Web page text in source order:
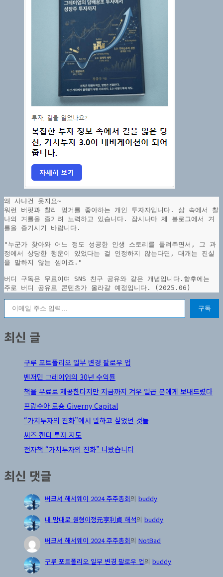
왜 사냐건 웃지요~
워런 버핏과 찰리 멍거를 좋아하는 개인 투자자입니다. 삶 속에서 찰
나의 겨를을 즐기려 노력하고 있습니다. 잠시나마 제 블로그에서 겨
를을 즐기시기 바랍니다.
"누군가 찾아와 어느 정도 성공한 인생 스토리를 들려주면서, 그 과
정에서 상당한 행운이 있었다는 걸 인정하지 않는다면, 대개는 진실
을 말하지 않는 셈이죠."
버디 구독은 무료이며 SNS 친구 공유와 같은 개념입니다.향후에는
주로 버디 공유로 콘텐츠가 올라갈 예정입니다. (2025.06)
이메일 주소 입력…
구독
최신 글
구루 포트폴리오 일부 변경 팔로우 업
벤저민 그레이엄의 30년 수익률
책을 무료로 제공한다지만 지금까지 겨우 일곱 분에게 보내드렸다
프랑수아 로숑 Giverny Capital
“가치투자의 진화”에서 말하고 싶었던 것들
씨즈 캔디 투자 지도
전자책 “가치투자의 진화” 나왔습니다
최신 댓글
버크셔 해서웨이 2024 주주총회의buddy
내 맘대로 원형이정元亨利貞 해석의buddy
버크셔 해서웨이 2024 주주총회의NotBad
구루 포트폴리오 일부 변경 팔로우 업의buddy